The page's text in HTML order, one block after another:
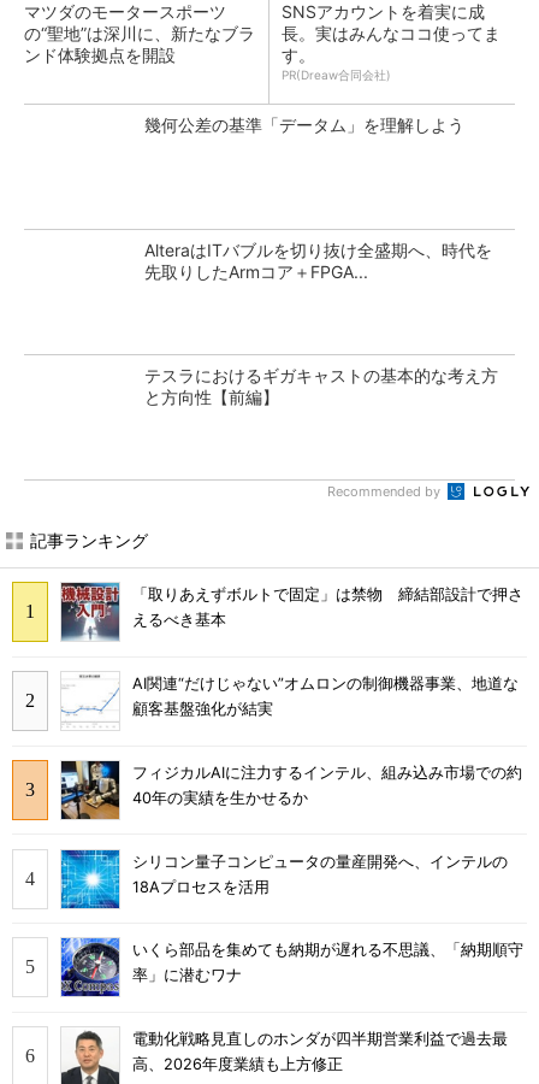
マツダのモータースポーツ
の“聖地”は深川に、新たなブラ
ンド体験拠点を開設
SNSアカウントを着実に成
長。実はみんなココ使ってま
す。
PR(Dreaw合同会社)
幾何公差の基準「データム」を理解しよう
AlteraはITバブルを切り抜け全盛期へ、時代を
先取りしたArmコア＋FPGA...
テスラにおけるギガキャストの基本的な考え方
と方向性【前編】
Recommended by
記事ランキング
「取りあえずボルトで固定」は禁物 締結部設計で押さ
えるべき基本
AI関連“だけじゃない”オムロンの制御機器事業、地道な
顧客基盤強化が結実
フィジカルAIに注力するインテル、組み込み市場での約
40年の実績を生かせるか
シリコン量子コンピュータの量産開発へ、インテルの
18Aプロセスを活用
いくら部品を集めても納期が遅れる不思議、「納期順守
率」に潜むワナ
電動化戦略見直しのホンダが四半期営業利益で過去最
高、2026年度業績も上方修正